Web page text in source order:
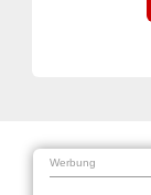
Werbung